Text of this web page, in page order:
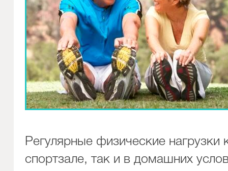
Регулярные физические нагрузки
спортзале, так и в домашних